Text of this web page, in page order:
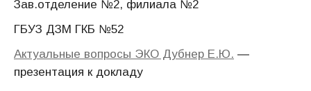
Зав.отделение №2, филиала №2
ГБУЗ ДЗМ ГКБ №52
Актуальные вопросы ЭКО Дубнер Е.Ю. —
презентация к докладу